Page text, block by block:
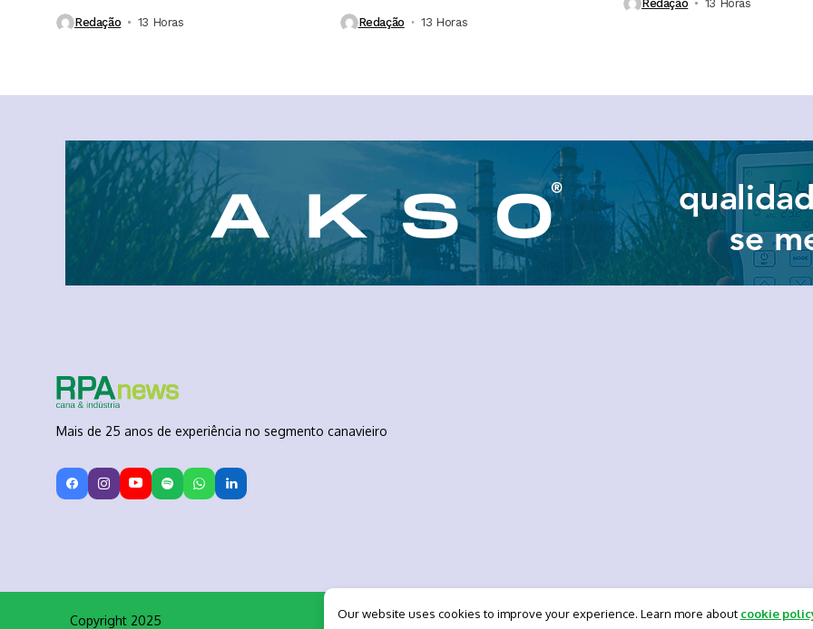
Redação 13 Horas ⁮ Redação 13 Horas ⁮
Redação 13 Horas ⁮
Mais de 25 anos de experiência no segmento canavieiro
Copyright 2025 Our website uses cookies to improve your experience. Learn more about cookie